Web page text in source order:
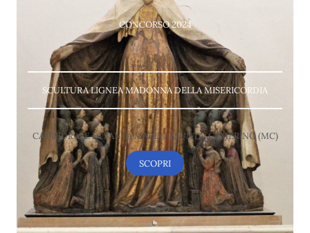
CONCORSO 2024
SCULTURA LIGNEA MADONNA DELLA MISERICORDIA
CATTEDRALE DI SANTA MARIA ASSUNTA, CAMERINO (MC)
SCOPRI